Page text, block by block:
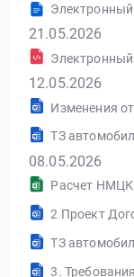
21.05.2026
12.05.2026
08.05.2026